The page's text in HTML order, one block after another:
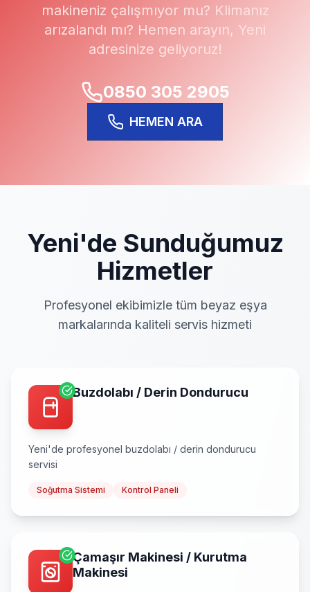
makineniz çalışmıyor mu? Klimanız
arızalandı mı? Hemen arayın, Yeni
adresinize geliyoruz!
0850 305 2905
HEMEN ARA
Yeni'de Sunduğumuz
Hizmetler
Profesyonel ekibimizle tüm beyaz eşya
markalarında kaliteli servis hizmeti
Buzdolabı / Derin Dondurucu
Yeni'de profesyonel buzdolabı / derin dondurucu
servisi
Soğutma Sistemi Kontrol Paneli
Çamaşır Makinesi / Kurutma
Makinesi